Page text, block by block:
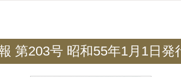
第203号 昭和55年1月1日発